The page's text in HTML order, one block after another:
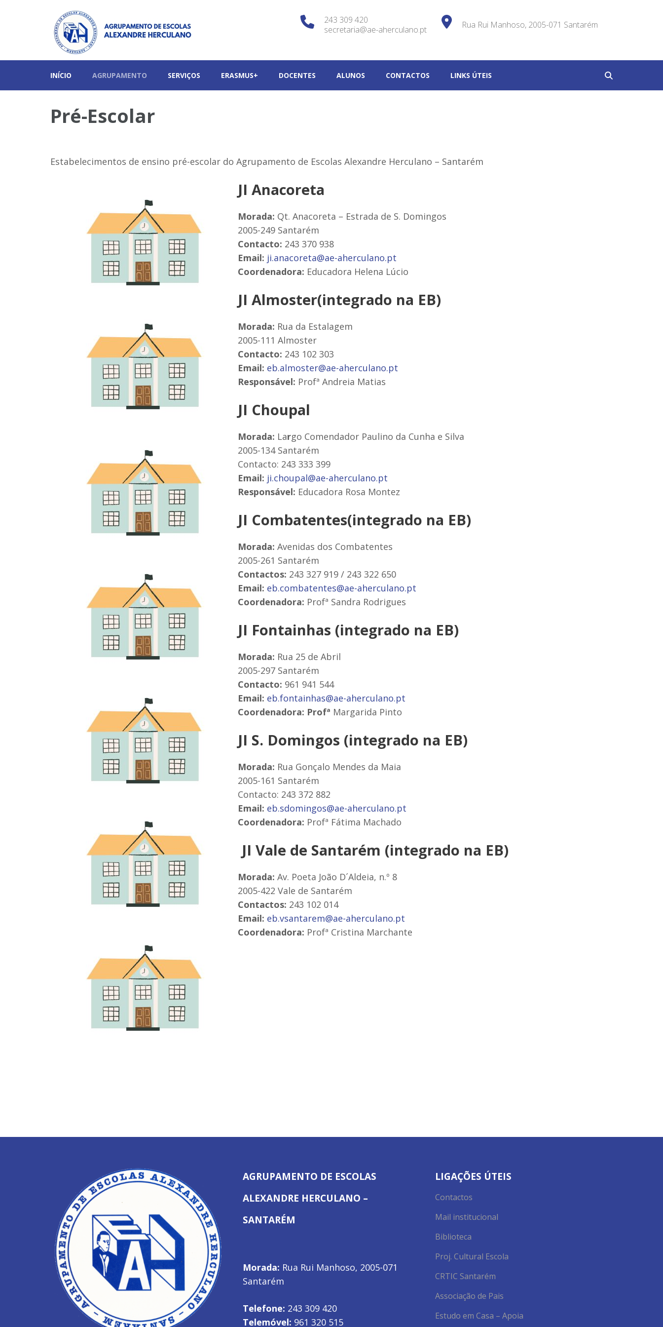
Agrupamento de Escolas Alexandre Herculano – Santarém
Rua Rui Manhoso, 2005-071 Santarém
243 309 420
secretaria@ae-aherculano.pt
INÍCIO AGRUPAMENTO SERVIÇOS ERASMUS+ DOCENTES ALUNOS CONTACTOS LINKS ÚTEIS
Pré-Escolar
Estabelecimentos de ensino pré-escolar do Agrupamento de Escolas Alexandre Herculano – Santarém
JI Anacoreta
Morada: Qt. Anacoreta – Estrada de S. Domingos
2005-249 Santarém
Contacto: 243 370 938
Email: ji.anacoreta@ae-aherculano.pt
Coordenadora: Educadora Helena Lúcio
JI Almoster(integrado na EB)
Morada: Rua da Estalagem
2005-111 Almoster
Contacto: 243 102 303
Email: eb.almoster@ae-aherculano.pt
Responsável: Profª Andreia Matias
JI Choupal
Morada: Largo Comendador Paulino da Cunha e Silva
2005-134 Santarém
Contacto: 243 333 399
Email: ji.choupal@ae-aherculano.pt
Responsável: Educadora Rosa Montez
JI Combatentes(integrado na EB)
Morada: Avenidas dos Combatentes
2005-261 Santarém
Contactos: 243 327 919 / 243 322 650
Email: eb.combatentes@ae-aherculano.pt
Coordenadora: Profª Sandra Rodrigues
JI Fontainhas (integrado na EB)
Morada: Rua 25 de Abril
2005-297 Santarém
Contacto: 961 941 544
Email: eb.fontainhas@ae-aherculano.pt
Coordenadora: Profª Margarida Pinto
JI S. Domingos (integrado na EB)
Morada: Rua Gonçalo Mendes da Maia
2005-161 Santarém
Contacto: 243 372 882
Email: eb.sdomingos@ae-aherculano.pt
Coordenadora: Profª Fátima Machado
JI Vale de Santarém (integrado na EB)
Morada: Av. Poeta João D´Aldeia, n.º 8
2005-422 Vale de Santarém
Contactos: 243 102 014
Email: eb.vsantarem@ae-aherculano.pt
Coordenadora: Profª Cristina Marchante
AGRUPAMENTO DE ESCOLAS
ALEXANDRE HERCULANO –
SANTARÉM
Morada: Rua Rui Manhoso, 2005-071
Santarém
Telefone: 243 309 420
Telemóvel: 961 320 515
LIGAÇÕES ÚTEIS
Contactos
Mail institucional
Biblioteca
Proj. Cultural Escola
CRTIC Santarém
Associação de Pais
Estudo em Casa – Apoia